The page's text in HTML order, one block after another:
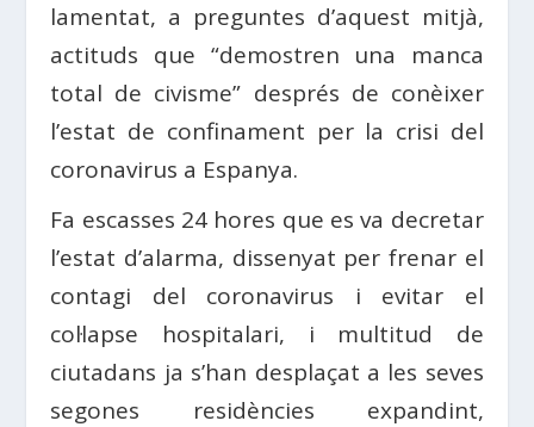
lamentat, a preguntes d’aquest mitjà,
actituds que “demostren una manca
total de civisme” després de conèixer
l’estat de confinament per la crisi del
coronavirus a Espanya.
Fa escasses 24 hores que es va decretar
l’estat d’alarma, dissenyat per frenar el
contagi del coronavirus i evitar el
col·lapse hospitalari, i multitud de
ciutadans ja s’han desplaçat a les seves
segones residències expandint,